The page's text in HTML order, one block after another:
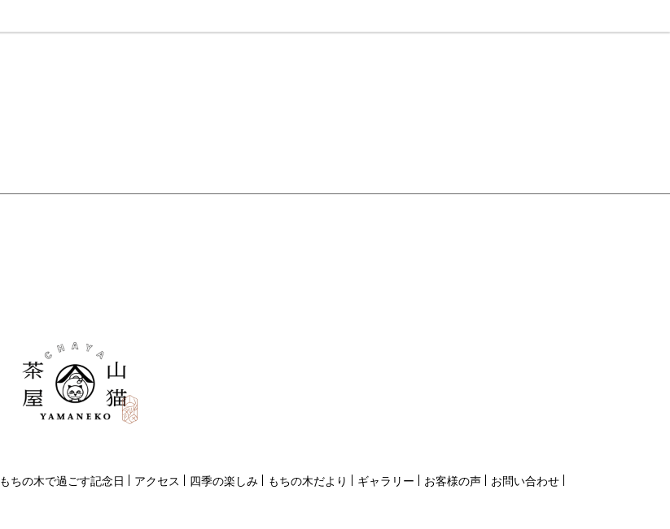
もちの木で過ごす記念日 アクセス 四季の楽しみ もちの木だより ギャラリー お客様の声
お問い合わせ